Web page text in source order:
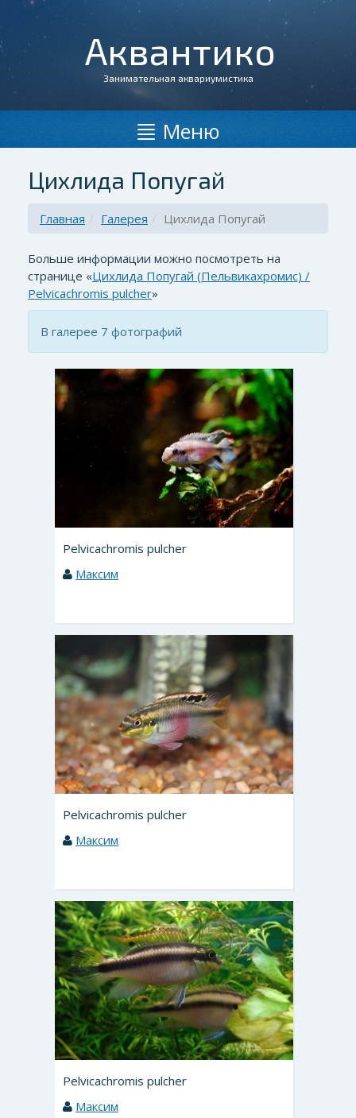
Аквантико
Занимательная аквариумистика
Меню
Цихлида Попугай
Главная Галерея Цихлида Попугай
Больше информации можно посмотреть на
странице «Цихлида Попугай (Пельвикахромис) /
Pelvicachromis pulcher»
В галерее 7 фотографий
Pelvicachromis pulcher
Максим
Pelvicachromis pulcher
Максим
Pelvicachromis pulcher
Максим